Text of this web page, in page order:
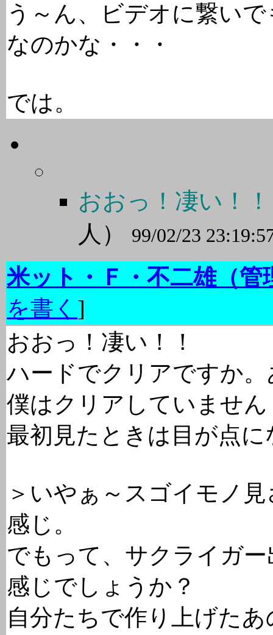
う～ん、ビデオに繋い
なのかな・・・
では。
おおっ！凄い！！
人）
99/02/23
米ット・Ｆ・不二雄（管
を書く ]
おおっ！凄い！！
ハードでクリアですか
僕はクリアしていません
最初見たときは目が点
＞いやぁ～スゴイモノ
感じ。
でもって、サクライガ
感じでしょうか？
自分たちで作り上げた